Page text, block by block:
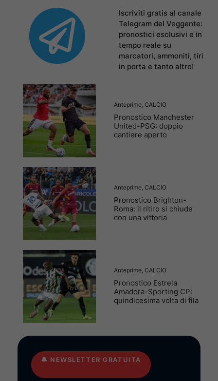
Iscriviti gratis al canale
Telegram del Veggente:
pronostici esclusivi e in
tempo reale su
marcatori, ammoniti, tiri
in porta e tanto altro!
Anteprime CALCIO
Pronostico Manchester
United-PSG: doppio
cantiere aperto
Anteprime CALCIO
Pronostico Brighton-
Roma: il ritiro si chiude
con una vittoria
Anteprime CALCIO
Pronostico Estrela
Amadora-Sporting CP:
quindicesima volta di fila
🔔 NEWSLETTER GRATUITA